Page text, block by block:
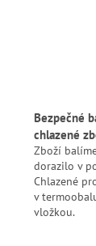
Bezpečné
chlazené
Zboží
dorazilo v
Chlazené
v
vložkou.